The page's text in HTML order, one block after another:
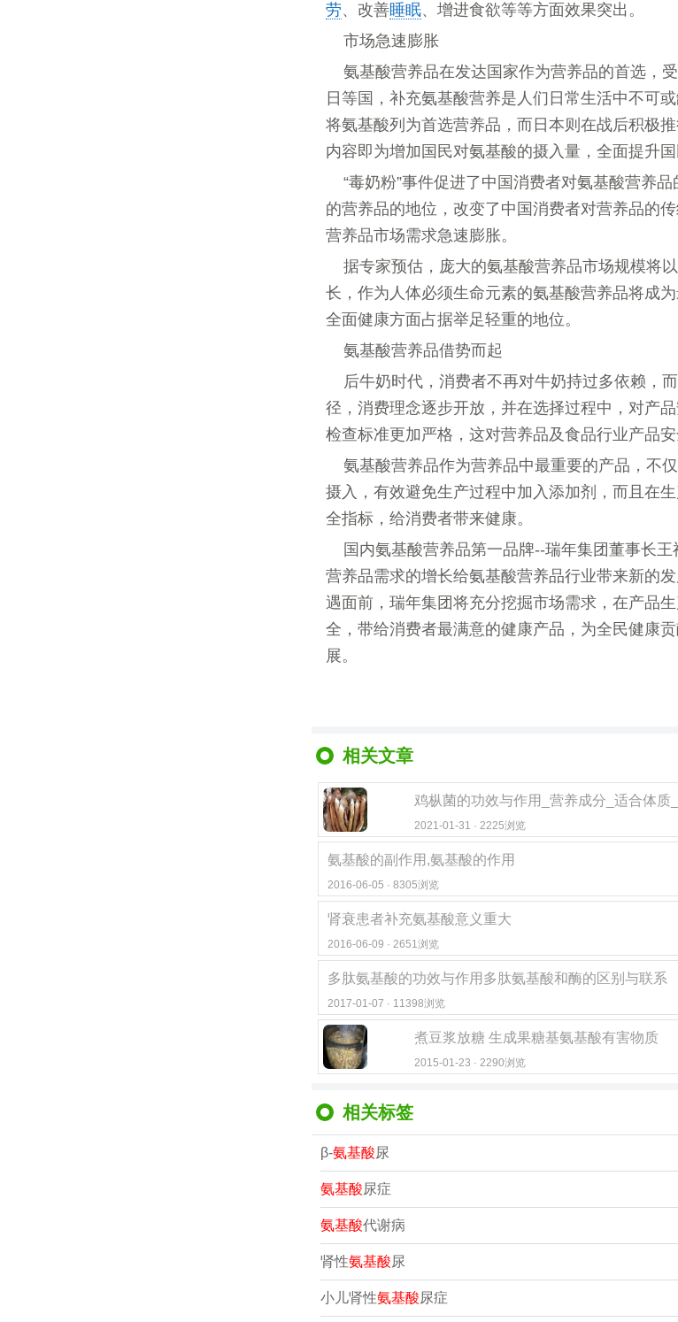
劳、改善睡眠、增进食欲等等方面效果突出。
市场急速膨胀
氨基酸营养品在发达国家作为营养品的首选，
日等国，补充氨基酸营养是人们日常生活中不可
将氨基酸列为首选营养品，而日本则在战后积极
内容即为增加国民对氨基酸的摄入量，全面提升
“毒奶粉”事件促进了中国消费者对氨基酸营养
的营养品的地位，改变了中国消费者对营养品的
营养品市场需求急速膨胀。
据专家预估，庞大的氨基酸营养品市场规模将
长，作为人体必须生命元素的氨基酸营养品将成
全面健康方面占据举足轻重的地位。
氨基酸营养品借势而起
后牛奶时代，消费者不再对牛奶持过多依赖，
径，消费理念逐步开放，并在选择过程中，对产
检查标准更加严格，这对营养品及食品行业产品安
氨基酸营养品作为营养品中最重要的产品，不
摄入，有效避免生产过程中加入添加剂，而且在
全指标，给消费者带来健康。
国内氨基酸营养品第一品牌--瑞年集团董事长
营养品需求的增长给氨基酸营养品行业带来新的
遇面前，瑞年集团将充分挖掘市场需求，在产品
全，带给消费者最满意的健康产品，为全民健康
展。
相关文章
2021-01-31 · 2225浏览
氨基酸的副作用,氨基酸的作用
2016-06-05 · 8305浏览
肾衰患者补充氨基酸意义重大
2016-06-09 · 2651浏览
多肽氨基酸的功效与作用多肽氨基酸和酶的区别与联系
2017-01-07 · 11398浏览
煮豆浆放糖 生成果糖基氨基酸有害物质
2015-01-23 · 2290浏览
相关标签
β-氨基酸尿
氨基酸尿症
氨基酸代谢病
肾性氨基酸尿
小儿肾性氨基酸尿症